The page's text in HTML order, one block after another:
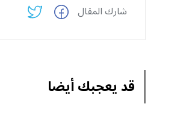
شارك المقال
قد يعجبك أيضا